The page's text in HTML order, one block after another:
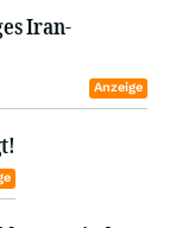
Iran-
Anzeige